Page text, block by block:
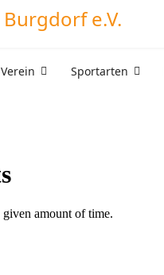
Verein Sportarten